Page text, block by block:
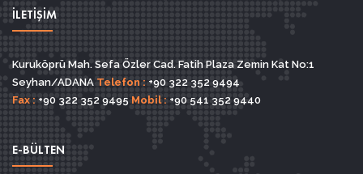
İLETİŞİM
Kuruköprü Mah. Sefa Özler Cad. Fatih Plaza Zemin Kat No:1
Seyhan/ADANA Telefon : +90 322 352 9494
Fax : +90 322 352 9495 Mobil : +90 541 352 9440
E-BÜLTEN